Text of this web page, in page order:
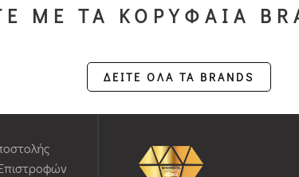
ΜΕ ΤΑ ΚΟΡΥΦΑΙΑ
ΔΕΙΤΕ ΟΛΑ ΤΑ BRANDS